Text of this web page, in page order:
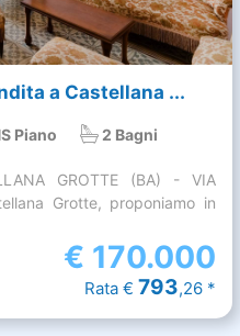
a Castellana ...
Piano 2 Bagni
GROTTE (BA) - VIA
Grotte, proponiamo in
€ 170.000
Rata € 793,26 *